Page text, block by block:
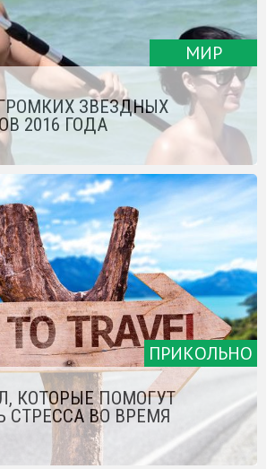
МИР
ЗВЕЗДНЫХ
2016 ГОДА
ПРИКОЛЬНО
КОТОРЫЕ ПОМОГУТ
СТРЕССА ВО ВРЕМЯ